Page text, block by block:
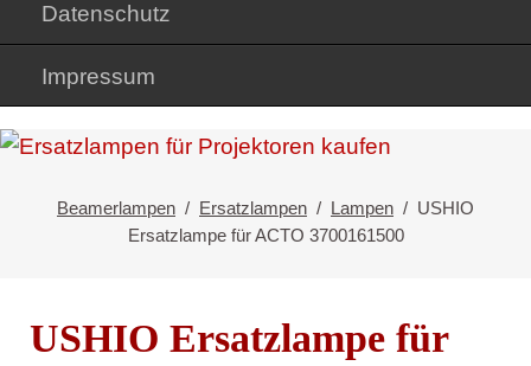
Datenschutz
Impressum
Beamerlampen Ersatzlampen Lampen
USHIO
Ersatzlampe für ACTO 3700161500
USHIO Ersatzlampe für